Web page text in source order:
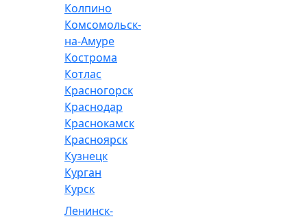
Колпино
Комсомольск-
на-Амуре
Кострома
Котлас
Красногорск
Краснодар
Краснокамск
Красноярск
Кузнецк
Курган
Курск
Ленинск-